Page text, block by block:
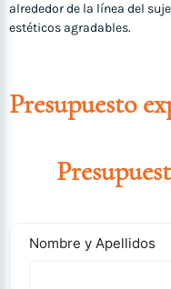
alrededor de la línea del
estéticos agradables.
Presupuesto